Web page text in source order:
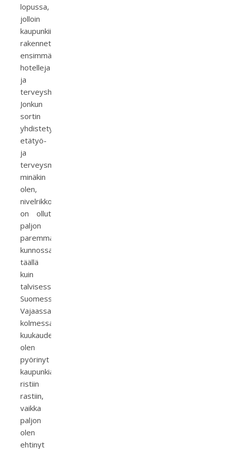
lopussa,
jolloin
kaupunkiin
rakennettiin
ensimmäisiä
hotelleja
ja
terveyshoitoloita.
Jonkun
sortin
yhdistetyllä
etätyö-
ja
terveysmatkalla
minäkin
olen,
nivelrikkopolveni
on ollut
paljon
paremmassa
kunnossa
täällä
kuin
talvisessa
Suomessa.
Vajaassa
kolmessa
kuukaudessa
olen
pyörinyt
kaupunkia
ristiin
rastiin,
vaikka
paljon
olen
ehtinyt